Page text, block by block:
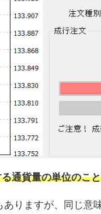
通貨量の単位のこ
りますが、同じ意